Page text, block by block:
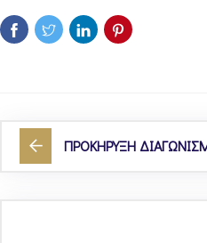
ΠΡΟΚΗΡΥΞΗ